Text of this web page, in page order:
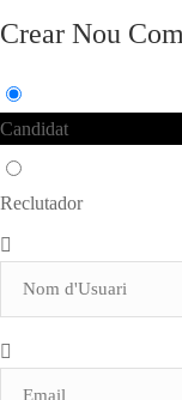
Crear Nou
Candidat
Reclutador